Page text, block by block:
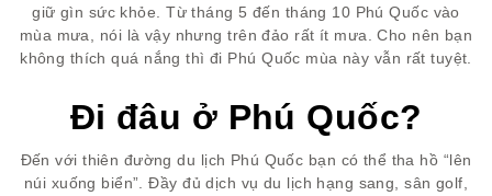
giữ gìn sức khỏe. Từ tháng 5 đến tháng 10 Phú Quốc vào
mùa mưa, nói là vậy nhưng trên đảo rất ít mưa. Cho nên bạn
không thích quá nắng thì đi Phú Quốc mùa này vẫn rất tuyệt.
Đi đâu ở Phú Quốc?
Đến với thiên đường du lịch Phú Quốc bạn có thể tha hồ “lên
núi xuống biển”. Đầy đủ dịch vụ du lịch hạng sang, sân golf,